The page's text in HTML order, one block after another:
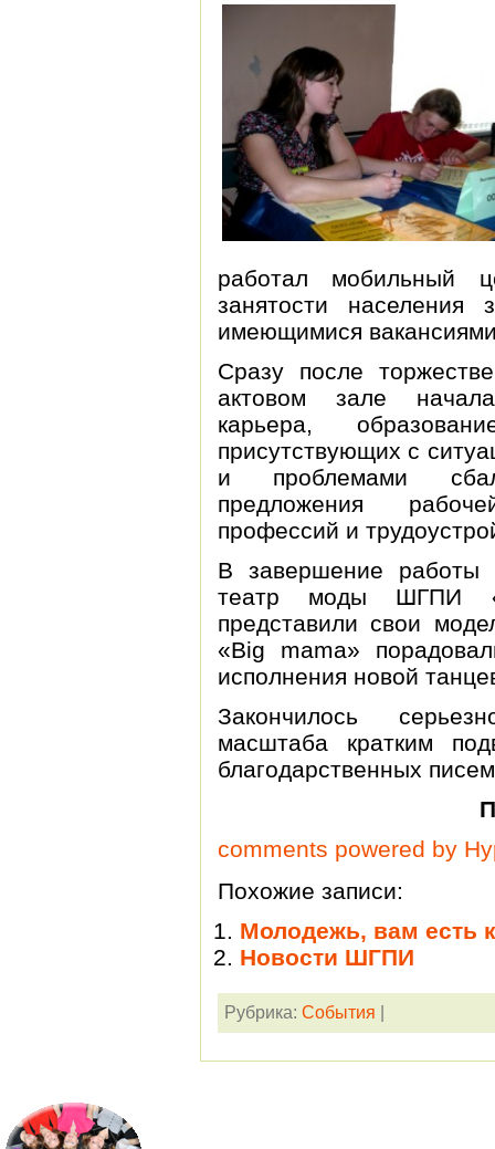
работал мобильный
занятости
имеющимися
Сразу после
актовом зале
карьера,
присутствующих с
и проблемами
предложения
профессий и
В завершение работы
театр моды ШГПИ
представили свои
«Big mama»
исполнения новой
Закончилось
масштаба кратким
благодарственных
comments powered by
Похожие записи:
Молодежь, вам есть
Новости ШГПИ
Рубрика: События